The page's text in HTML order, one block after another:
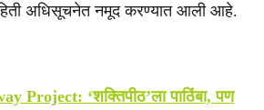
अधिसूचनेत नमूद करण्यात आली आहे.
Project: ‘शक्तिपीठ’ला पाठिंबा, पण